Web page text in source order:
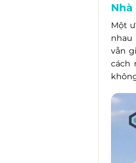
Một
nhau
vẫn
cách